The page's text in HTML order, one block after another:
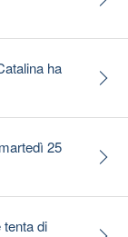
ha
25
tenta di